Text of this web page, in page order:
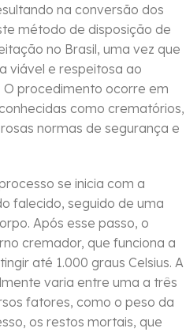
na conversão dos
método de disposição de
no Brasil, uma vez que
viável e respeitosa ao
procedimento ocorre em
como crematórios,
normas de segurança e
se inicia com a
falecido, seguido de uma
Após esse passo, o
cremador, que funciona a
até 1.000 graus Celsius. A
varia entre uma a três
fatores, como o peso da
os restos mortais, que